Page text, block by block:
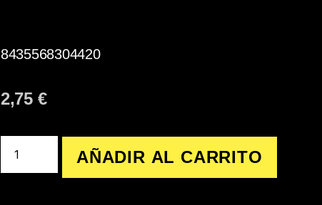
8435568304420
2,75 €
AÑADIR AL CARRITO